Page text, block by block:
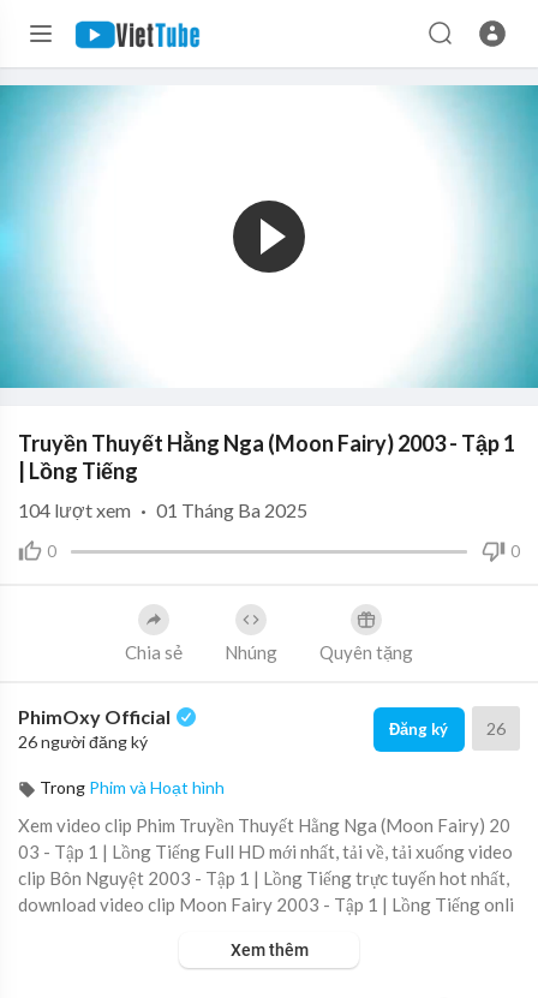
Truyền Thuyết Hằng Nga (Moon Fairy) 2003 - Tập 1
| Lồng Tiếng
0 0
104 lượt xem · 01 Tháng Ba 2025
Chia sẻ Nhúng Quyên tặng
PhimOxy Official
26 người đăng ký
Đăng ký 26
Trong Phim và Hoạt hình
Xem video clip Phim Truyền Thuyết Hằng Nga (Moon Fairy) 20
03 - Tập 1 | Lồng Tiếng Full HD mới nhất, tải về, tải xuống video
clip Bôn Nguyệt 2003 - Tập 1 | Lồng Tiếng trực tuyến hot nhất,
download video clip Moon Fairy 2003 - Tập 1 | Lồng Tiếng onli
Xem thêm